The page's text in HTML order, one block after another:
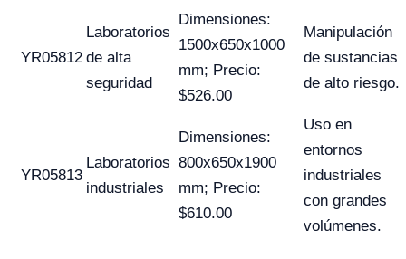
YR05812
Laboratorios
de alta
seguridad
Dimensiones:
1500x650x1000
mm; Precio:
$526.00
Manipulación
de sustancias
de alto riesgo.
YR05813
Laboratorios
industriales
Dimensiones:
800x650x1900
mm; Precio:
$610.00
Uso en
entornos
industriales
con grandes
volúmenes.